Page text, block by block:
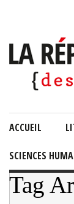
ACCUEIL
SCIENCES
Tag